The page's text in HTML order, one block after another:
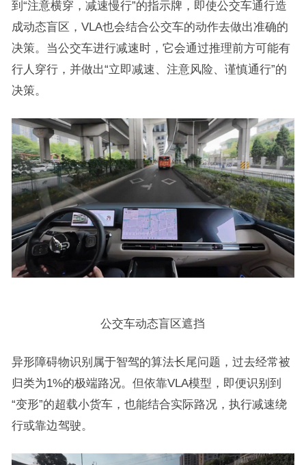
到“注意横穿，减速慢行”的指示牌，即使公交车通行造
成动态盲区，VLA也会结合公交车的动作去做出准确的
决策。当公交车进行减速时，它会通过推理前方可能有
行人穿行，并做出“立即减速、注意风险、谨慎通行”的
决策。
公交车动态盲区遮挡
异形障碍物识别属于智驾的算法长尾问题，过去经常被
归类为1%的极端路况。但依靠VLA模型，即便识别到
“变形”的超载小货车，也能结合实际路况，执行减速绕
行或靠边驾驶。